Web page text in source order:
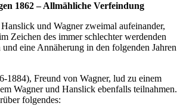
1862 – Allmähliche Verfeindung
und Wagner zweimal aufeinander,
Zeichen des immer schlechter werdenden
und eine Annäherung in den folgenden Jahren
1884), Freund von Wagner, lud zu einem
Wagner und Hanslick ebenfalls teilnahmen.
folgendes: